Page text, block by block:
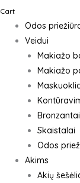
Cart
Odos
Veidui
Makiažo
Makiažo
Bronzantai
Skaistalai
Odos
Akims
Akių